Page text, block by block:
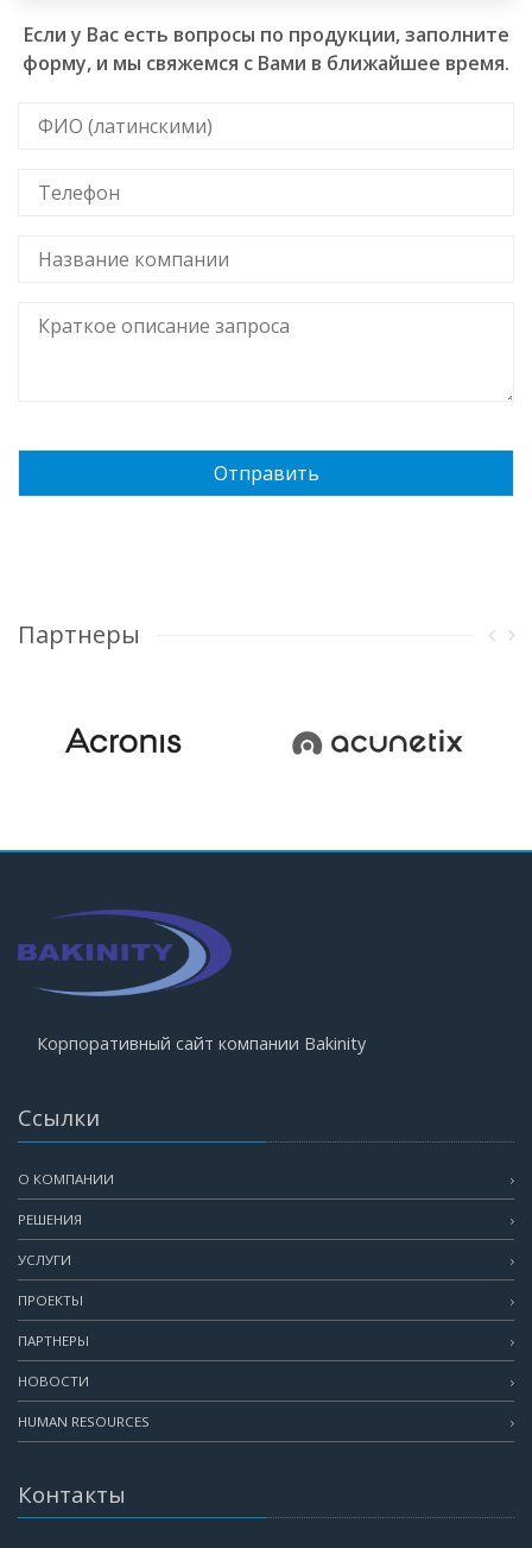
Если у Вас есть вопросы по продукции, заполните
форму, и мы свяжемся с Вами в ближайшее время.
Партнеры
Корпоративный сайт компании Bakinity
Ссылки
О КОМПАНИИ
РЕШЕНИЯ
УСЛУГИ
ПРОЕКТЫ
ПАРТНЕРЫ
НОВОСТИ
HUMAN RESOURCES
Контакты